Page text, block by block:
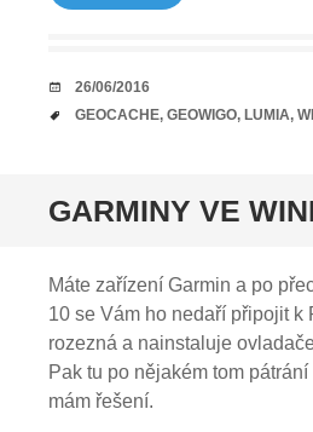
DATUM
26/06/2016
TAGY
GEOCACHE, GEOWIGO, LUMIA,
GARMINY VE
Máte zařízení Garmin a po
10 se Vám ho nedaří připojit k
rozezná a nainstaluje
Pak tu po nějakém tom
mám řešení.